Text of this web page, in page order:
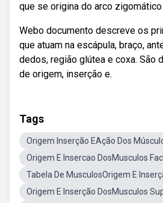
que se origina do arco zigomático
Webo documento descreve os
que atuam na escápula, braço,
dedos, região glútea e coxa. São
de origem, inserção e.
Tags
Origem Inserção EAção Dos
Origem E Insercao DosMusculos
Tabela De MusculosOrigem E
Origem E Inserção DosMusculos